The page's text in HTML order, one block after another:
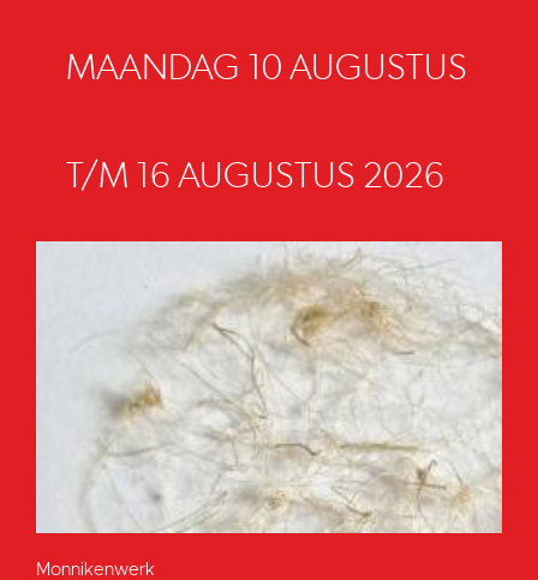
MAANDAG 10 AUGUSTUS
T/M 16 AUGUSTUS 2026
Monnikenwerk